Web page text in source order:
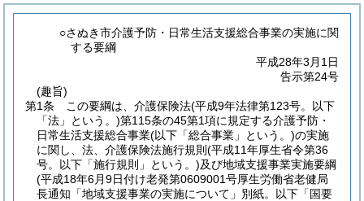
○さぬき市介護予防・日常生活支援総合事業の実施に関
する要綱
平成28年3月1日
告示第24号
(趣旨)
第1条
この要綱は、介護保険法(平成9年法律第123号。以下
「法」という。)第115条の45第1項に規定する介護予防・
日常生活支援総合事業(以下「総合事業」という。)の実施
に関し、法、介護保険法施行規則 (平成11年厚生省令第36
号。以下「施行規則」という。)及び地域支援事業実施要綱
(平成18年6月9日付け老発第0609001号厚生労働省老健局
長通知「地域支援事業の実施について」別紙。以下「国要